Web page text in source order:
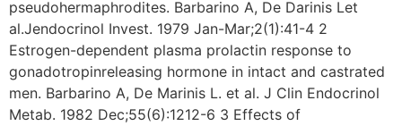
pseudohermaphrodites. Barbarino A, De Darinis Let
al.Jendocrinol Invest. 1979 Jan-Mar;2(1):41-4 2
Estrogen-dependent plasma prolactin response to
gonadotropinreleasing hormone in intact and castrated
men. Barbarino A, De Marinis L. et al. J Clin Endocrinol
Metab. 1982 Dec;55(6):1212-6 3 Effects of